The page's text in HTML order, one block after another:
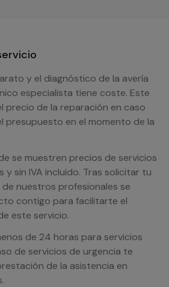
y el diagnóstico de la avería
especialista tiene coste. Este
precio de la reparación en caso
presupuesto en el momento de la
se muestren precios de servicios
y sin IVA incluido. Tras solicitar tu
nuestros profesionales se
contigo para facilitarte el
este servicio.
de 24 horas para servicios
de servicios de urgencia te
de la asistencia en